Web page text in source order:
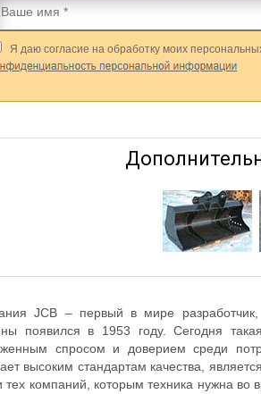
JCB – первый в мире разработчик,
появился в 1953 году. Сегодня
спросом и доверием среди
высоким стандартам качества,
тех компаний, которым техника нужна